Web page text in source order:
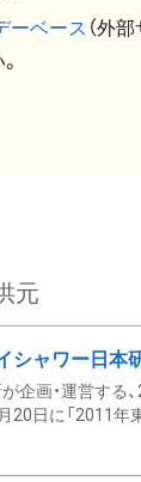
ーベース （外
元
シャワー日本
企画・運営する
日に「2011年